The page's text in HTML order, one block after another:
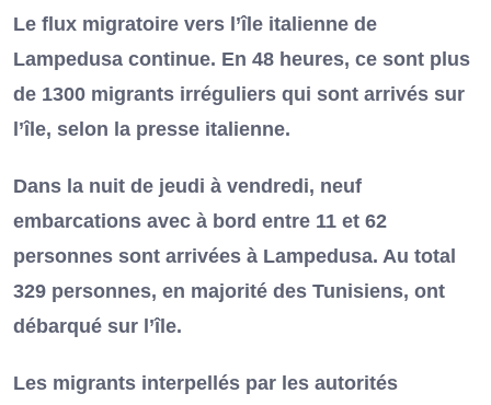
Le flux migratoire vers l’île italienne de
Lampedusa continue. En 48 heures, ce sont plus
de 1300 migrants irréguliers qui sont arrivés sur
l’île, selon la presse italienne.
Dans la nuit de jeudi à vendredi, neuf
embarcations avec à bord entre 11 et 62
personnes sont arrivées à Lampedusa. Au total
329 personnes, en majorité des Tunisiens, ont
débarqué sur l’île.
Les migrants interpellés par les autorités